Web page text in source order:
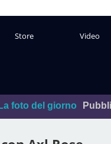
Store Video
Pubblicato In: